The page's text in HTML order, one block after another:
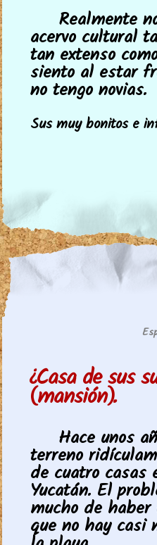
Realmente
acervo cultural
tan extenso
siento al estar
no tengo novias.
Sus muy bonitos e
¿Casa de sus
(mansión).
Hace unos
terreno
de cuatro casas
Yucatán. El
mucho de
que no hay casi